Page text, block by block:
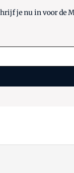
je nu in voor de